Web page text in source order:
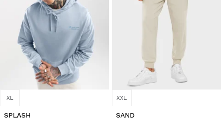
XL
SPLASH
XXL
SAND